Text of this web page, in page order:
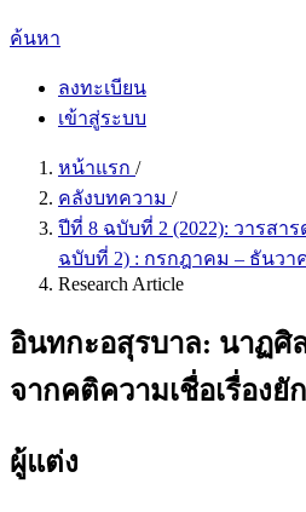
ค้นหา
ลงทะเบียน
เข้าสู่ระบบ
หน้าแรก /
คลังบทความ /
ปีที่ 8 ฉบับที่ 2 (2022): วารสา
ฉบับที่ 2) : กรกฎาคม – ธันวา
Research Article
อินทกะอสุรบาล: นาฏศิ
จากคติความเชื่อเรื่อง
ผู้แต่ง